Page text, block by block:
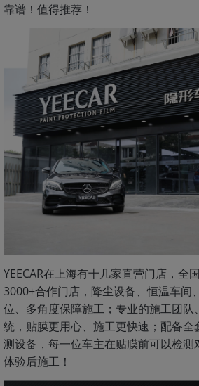
靠谱！值得推荐！
YEECAR在上海有十几家直营门店，全
3000+合作门店，降尘设备、恒温车间
位、多角度保障施工；专业的施工团队
统，贴膜更用心、施工更快速；配备全
测设备，每一位车主在贴膜前可以检
体验后施工！